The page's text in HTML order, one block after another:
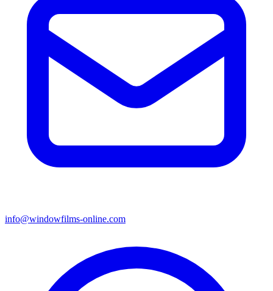
info@windowfilms-online.com